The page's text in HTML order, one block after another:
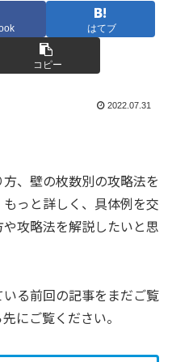
はてブ
コピー
2022.07.31
、壁の枚数別の攻略法を
っと詳しく、具体例を交
攻略法を解説したいと思
る前回の記事をまだご覧
にご覧ください。